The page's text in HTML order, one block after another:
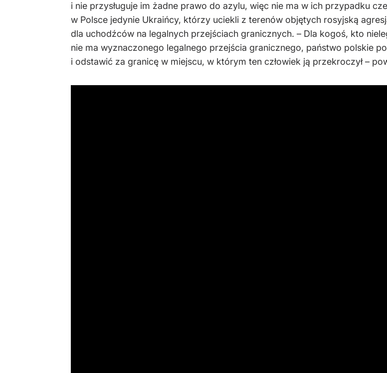
i nie przysługuje im żadne prawo do azylu, więc nie ma w ich przypadku
w Polsce jedynie Ukraińcy, którzy uciekli z terenów objętych rosyjską
dla uchodźców na legalnych przejściach granicznych. – Dla kogoś, kto
nie ma wyznaczonego legalnego przejścia granicznego, państwo polskie
i odstawić za granicę w miejscu, w którym ten człowiek ją przekroczył –